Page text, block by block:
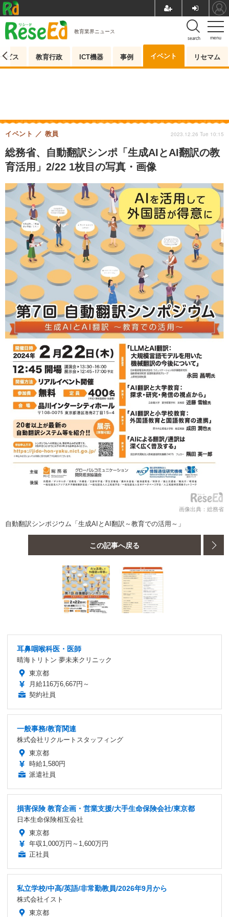
menu
search
教育業界ニュース
ビス 教育行政 ICT機器 事例 イベント リセマム
総務省、自動翻訳シンポ「生成AIとAI翻訳の教
育活用」2/22 1枚目の写真・画像
イベント 教員 2023.12.26 Tue 10:15
画像出典：総務省
自動翻訳シンポジウム「生成AIとAI翻訳～教育での活用～」
この記事へ戻る
耳鼻咽喉科医・医師
晴海トリトン 夢未来クリニック
東京都
月給116万6,667円～
契約社員
一般事務/教育関連
株式会社リクルートスタッフィング
東京都
時給1,580円
派遣社員
損害保険 教育企画・営業支援/大手生命保険会社/東京都
日本生命保険相互会社
東京都
年収1,000万円～1,600万円
正社員
私立学校/中高/英語/非常勤教員/2026年9月から
株式会社イスト
東京都